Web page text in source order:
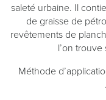
saleté urbaine. Il
de graisse de
revêtements de
l’on
Méthode